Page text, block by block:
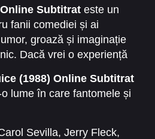
Subtitrat este un
fanii comediei și ai
groază și imaginație
Dacă vrei o experiență
ideală.
(1988) Online Subtitrat
lume în care fantomele și
Sevilla, Jerry Fleck,